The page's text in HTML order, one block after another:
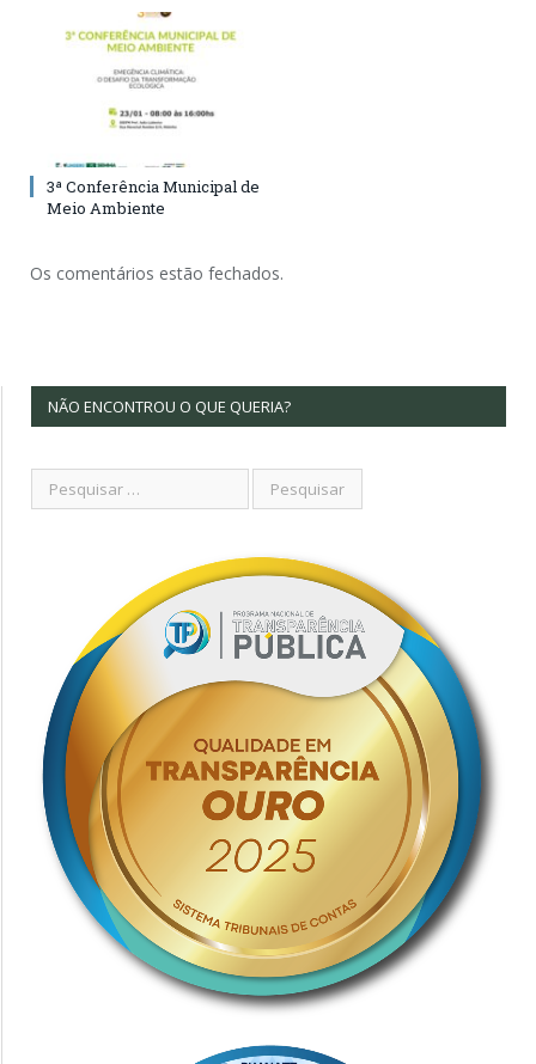
3ª Conferência Municipal de
Meio Ambiente
Os comentários estão fechados.
NÃO ENCONTROU O QUE QUERIA?